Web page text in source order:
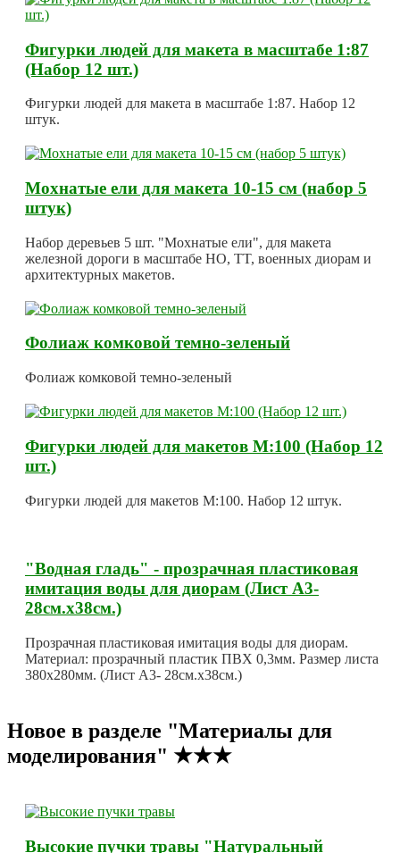
Фигурки людей для макета в масштабе 1:87
(Набор 12 шт.)
Фигурки людей для макета в масштабе 1:87. Набор 12
штук.
Мохнатые ели для макета 10-15 см (набор 5
штук)
Набор деревьев 5 шт. "Мохнатые ели", для макета
железной дороги в масштабе HO, TT, военных диорам и
архитектурных макетов.
Фолиаж комковой темно-зеленый
Фолиаж комковой темно-зеленый
Фигурки людей для макетов М:100 (Набор 12
шт.)
Фигурки людей для макетов М:100. Набор 12 штук.
"Водная гладь" - прозрачная пластиковая
имитация воды для диорам (Лист А3-
28см.х38см.)
Прозрачная пластиковая имитация воды для диорам.
Материал: прозрачный пластик ПВХ 0,3мм. Размер листа
380х280мм. (Лист А3- 28см.х38см.)
Новое в разделе "Материалы для
моделирования" ★★★
Высокие пучки травы "Натуральный